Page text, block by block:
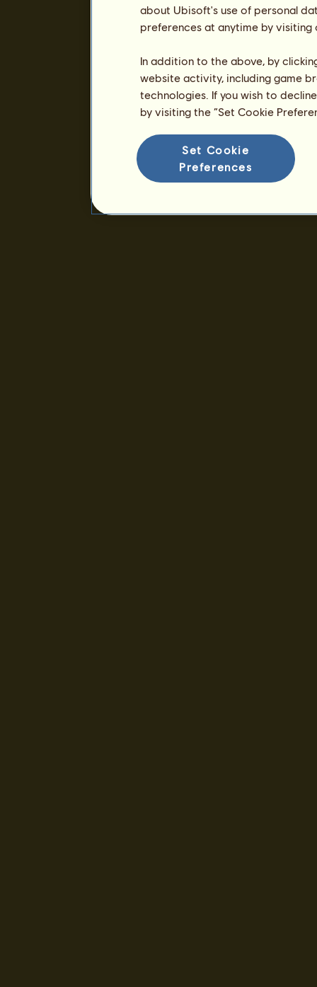
about Ubisoft's use of personal
preferences at anytime by
In addition to the above, by
website activity, including game
technologies. If you wish to
by visiting the “Set Cookie
Set Cookie
Preferences